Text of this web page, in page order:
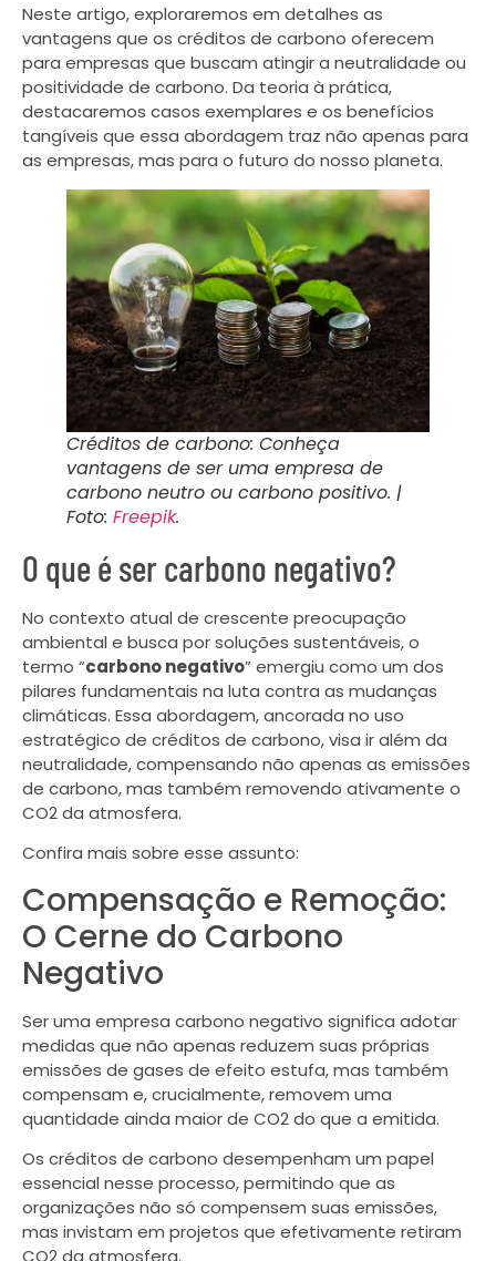
Neste artigo, exploraremos em detalhes as
vantagens que os créditos de carbono oferecem
para empresas que buscam atingir a neutralidade ou
positividade de carbono. Da teoria à prática,
destacaremos casos exemplares e os benefícios
tangíveis que essa abordagem traz não apenas para
as empresas, mas para o futuro do nosso planeta.
Créditos de carbono: Conheça
vantagens de ser uma empresa de
carbono neutro ou carbono positivo. |
Foto: Freepik.
O que é ser carbono negativo?
No contexto atual de crescente preocupação
ambiental e busca por soluções sustentáveis, o
termo “carbono negativo” emergiu como um dos
pilares fundamentais na luta contra as mudanças
climáticas. Essa abordagem, ancorada no uso
estratégico de créditos de carbono, visa ir além da
neutralidade, compensando não apenas as emissões
de carbono, mas também removendo ativamente o
CO2 da atmosfera.
Confira mais sobre esse assunto:
Compensação e Remoção:
O Cerne do Carbono
Negativo
Ser uma empresa carbono negativo significa adotar
medidas que não apenas reduzem suas próprias
emissões de gases de efeito estufa, mas também
compensam e, crucialmente, removem uma
quantidade ainda maior de CO2 do que a emitida.
Os créditos de carbono desempenham um papel
essencial nesse processo, permitindo que as
organizações não só compensem suas emissões,
mas invistam em projetos que efetivamente retiram
CO2 da atmosfera.